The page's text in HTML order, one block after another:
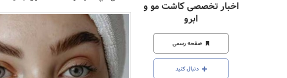
سازمان‌ها
و
روابط
عمومی‌ها
اخبار تخصصی کاشت مو و
ابرو
صفحه رسمی
دنبال کنید